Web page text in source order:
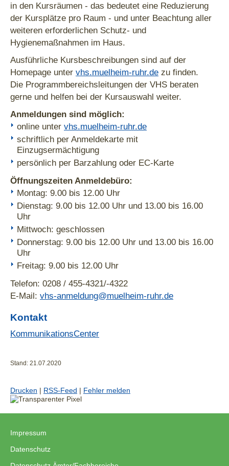
in den Kursräumen - das bedeutet eine Reduzierung
der Kursplätze pro Raum - und unter Beachtung aller
weiteren erforderlichen Schutz- und
Hygienemaßnahmen im Haus.
Ausführliche Kursbeschreibungen sind auf der
Homepage unter vhs.muelheim-ruhr.de zu finden.
Die Programmbereichsleitungen der VHS beraten
gerne und helfen bei der Kursauswahl weiter.
Anmeldungen sind möglich:
online unter vhs.muelheim-ruhr.de
schriftlich per Anmeldekarte mit
Einzugsermächtigung
persönlich per Barzahlung oder EC-Karte
Öffnungszeiten Anmeldebüro:
Montag: 9.00 bis 12.00 Uhr
Dienstag: 9.00 bis 12.00 Uhr und 13.00 bis 16.00
Uhr
Mittwoch: geschlossen
Donnerstag: 9.00 bis 12.00 Uhr und 13.00 bis 16.00
Uhr
Freitag: 9.00 bis 12.00 Uhr
Telefon: 0208 / 455-4321/-4322
E-Mail: vhs-anmeldung@muelheim-ruhr.de
Kontakt
KommunikationsCenter
Stand: 21.07.2020
Drucken | RSS-Feed | Fehler melden
Impressum
Datenschutz